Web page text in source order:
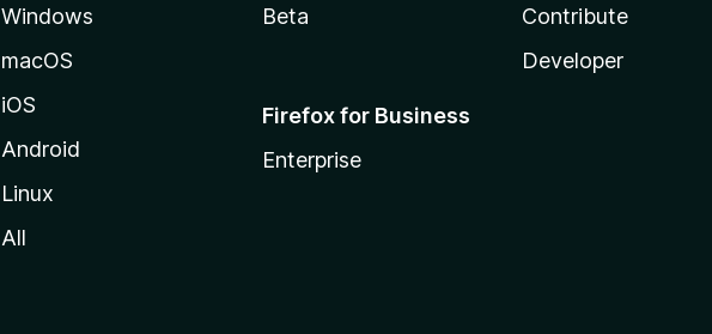
Windows
macOS
iOS
Android
Linux
All
Beta
Firefox for Business
Enterprise
Contribute
Developer